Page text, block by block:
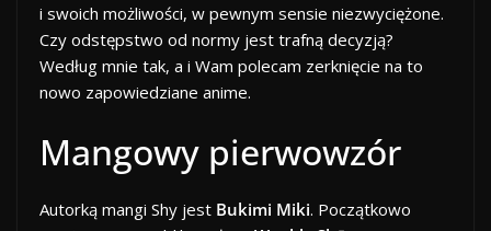
i swoich możliwości, w pewnym sensie niezwyciężone.
Czy odstępstwo od normy jest trafną decyzją?
Według mnie tak, a i Wam polecam zerknięcie na to
nowo zapowiedziane anime.
Mangowy pierwowzór
Autorką mangi Shy jest Bukimi Miki. Początkowo